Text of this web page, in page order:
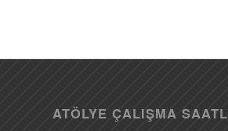
ATÖLYE ÇALIŞMA